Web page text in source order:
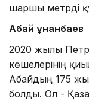
шаршы метрді
Абай Құнанбаев
2020 жылы
көшелерінің
Абайдың 175
болды. Ол -